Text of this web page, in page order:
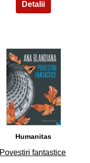
28
Humanitas
Povestiri fantastice